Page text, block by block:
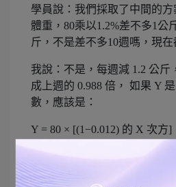
學員說：我們採取了中間的
體重，80乘以1.2%差不多1公
斤，不是差不多10週嗎，現在
我說：不是，每週減 1.2 公斤
成上週的 0.988 倍， 如果 Y
數，應該是：
Y = 80 × [(1−0.012) 的 X 次方]
需要取 log
log(Y/80)